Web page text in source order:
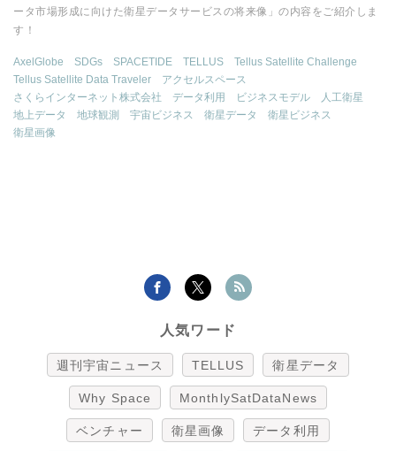
ータ市場形成に向けた衛星データサービスの将来像」の内容をご紹介しま
す！
AxelGlobe SDGs SPACETIDE TELLUS
Tellus Satellite Challenge
Tellus Satellite Data Traveler
アクセルスペース
さくらインターネット株式会社
データ利用 ビジネスモデル
人工衛星
地上データ
地球観測 宇宙ビジネス 衛星データ
衛星ビジネス
衛星画像
人気ワード
週刊宇宙ニュース TELLUS 衛星データ
Why Space MonthlySatDataNews
ベンチャー 衛星画像 データ利用